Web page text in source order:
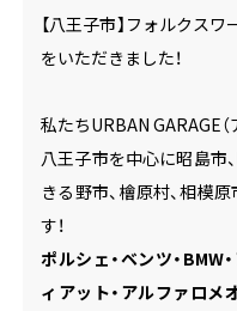
【八王子市】フォルクス
をいただきました！
私たちURBAN GARAGE
八王子市を中心に昭島市
きる野市、檜原村、相模
す！
ポルシェ・ベンツ・BMW
ィアット・アルファロメ